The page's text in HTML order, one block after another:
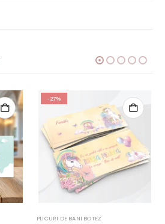
-27%
PLICURI DE BANI BOTEZ